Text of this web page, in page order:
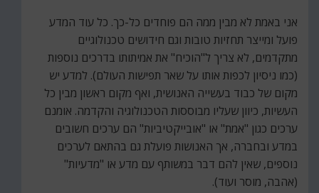
אני באמת לא מבין ממה הם פוחדים כל-כך. כל עוד המדע
פועל ומייצר תחזיות טובות וגם חידושים טכנולוגיים
מתקדמים, לא צריך ל"הוכיח" את אמיתותו בדרכים נוספות
(כמו ניסיון לכפות אותו על שאר תפישות העולם). למדע יש
מקום של כבוד בעשייה האנושית, ואף מקום ראשון מבין כל
העשיות, כיוון שעליו מבוססות הטכנולוגיה והקדמה. אומנם
ערכים כגון "אמת" או "אובייקטיביות" הם ערכים חשובים
במדע ובחברה, אך האנושות פועלת גם בהתאם לערכים
נוספים, שאין להם דבר במשותף עם מדע או "מדעיות"
(אהבה, מוסר ועוד).